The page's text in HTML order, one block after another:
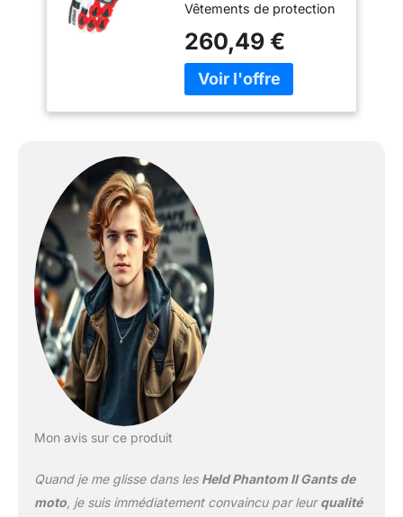
Vêtements de protection
135942015) Grand teint
et résistant à la
transpiration Non doublé
260,49 €
Mon avis sur ce produit
Quand je me glisse dans les Held Phantom II Gants de
moto, je suis immédiatement convaincu par leurqualité